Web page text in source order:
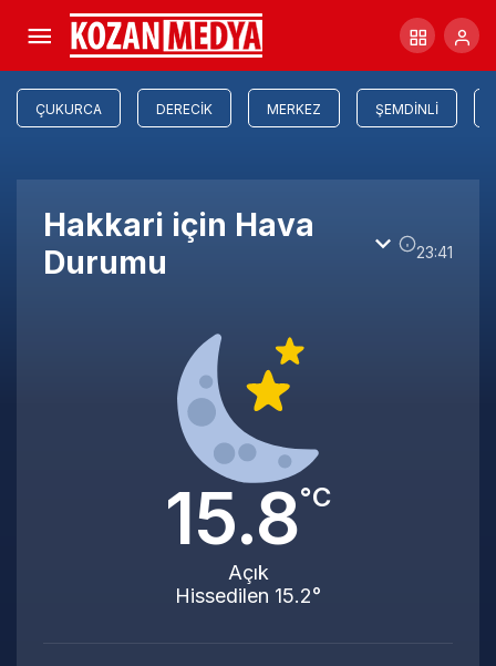
ÇUKURCA DERECIK MERKEZ ŞEMDINLI
Hakkari için Hava
Durumu
23:41
15.8°C
Açık
Hissedilen 15.2°